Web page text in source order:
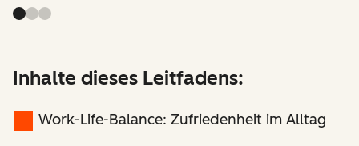
Inhalte dieses Leitfadens:
Work-Life-Balance: Zufriedenheit im Alltag